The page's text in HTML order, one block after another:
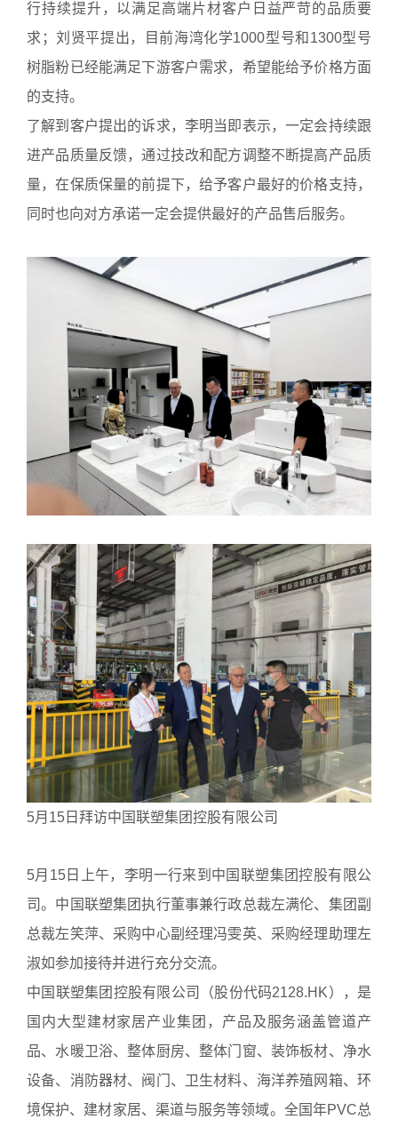
行持续提升，以满足高端片材客户日益严苛的品质要
求；刘贤平提出，目前海湾化学1000型号和1300型号
树脂粉已经能满足下游客户需求，希望能给予价格方面
的支持。
了解到客户提出的诉求，李明当即表示，一定会持续跟
进产品质量反馈，通过技改和配方调整不断提高产品质
量，在保质保量的前提下，给予客户最好的价格支持，
同时也向对方承诺一定会提供最好的产品售后服务。
5月15日拜访中国联塑集团控股有限公司
5月15日上午，李明一行来到中国联塑集团控股有限公
司。中国联塑集团执行董事兼行政总裁左满伦、集团副
总裁左笑萍、采购中心副经理冯雯英、采购经理助理左
淑如参加接待并进行充分交流。
中国联塑集团控股有限公司（股份代码2128.HK），是
国内大型建材家居产业集团，产品及服务涵盖管道产
品、水暖卫浴、整体厨房、整体门窗、装饰板材、净水
设备、消防器材、阀门、卫生材料、海洋养殖网箱、环
境保护、建材家居、渠道与服务等领域。全国年PVC总